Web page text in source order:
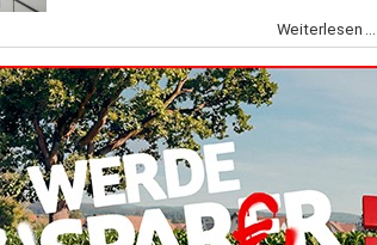
Weiterlesen ...